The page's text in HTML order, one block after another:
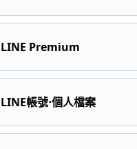
LINE Premium
LINE帳號⋅個人檔案